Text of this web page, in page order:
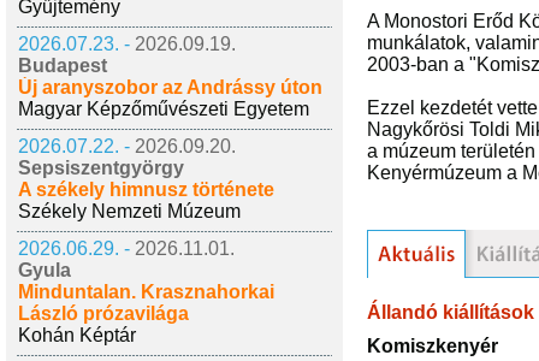
Gyűjtemény
2026.07.23. - 2026.09.19.
Budapest
Új aranyszobor az Andrássy úton
Magyar Képzőművészeti Egyetem
2026.07.22. - 2026.09.20.
Sepsiszentgyörgy
A székely himnusz története
Székely Nemzeti Múzeum
2026.06.29. - 2026.11.01.
Gyula
Minduntalan. Krasznahorkai
László prózavilága
Kohán Képtár
A Monostori Erőd
munkálatok,
2003-ban a
Ezzel kezdetét
Nagykőrösi Toldi
a múzeum
Kenyérmúzeum a
Állandó kiállítások
Komiszkenyér